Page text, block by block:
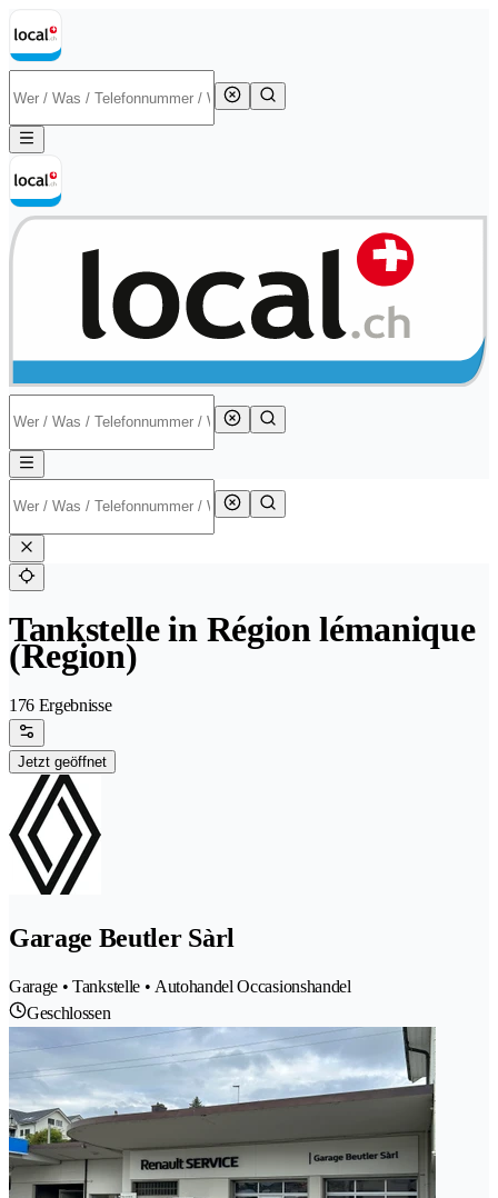
Tankstelle in Région lémanique
(Region)
176 Ergebnisse
Jetzt geöffnet
Garage Beutler Sàrl
Garage • Tankstelle • Autohandel Occasionshandel
Geschlossen